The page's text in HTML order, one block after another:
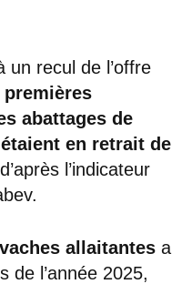
un recul de l’offre
abattages de
en retrait de
l’indicateur
allaitantes a
de l’année 2025,